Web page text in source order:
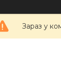
Зараз у